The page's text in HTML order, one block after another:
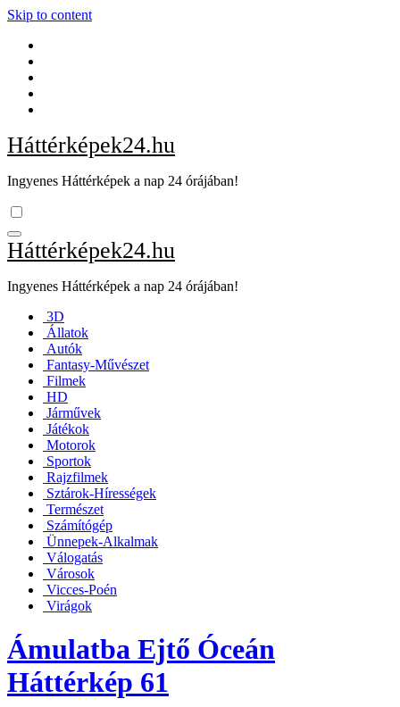
Skip to content
Háttérképek24.hu
Ingyenes Háttérképek a nap 24 órájában!
Háttérképek24.hu
Ingyenes Háttérképek a nap 24 órájában!
3D
Állatok
Autók
Fantasy-Művészet
Filmek
HD
Járművek
Játékok
Motorok
Sportok
Rajzfilmek
Sztárok-Hírességek
Természet
Számítógép
Ünnepek-Alkalmak
Válogatás
Városok
Vicces-Poén
Virágok
Ámulatba Ejtő Óceán
Háttérkép 61